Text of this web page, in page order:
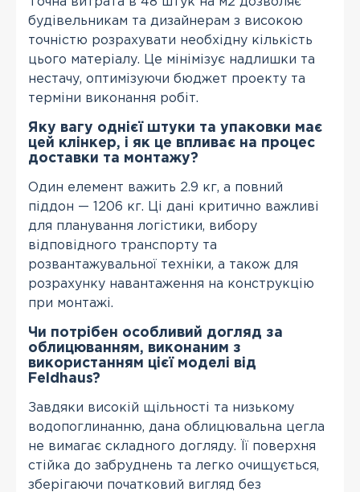
будівельникам та дизайнерам з високою
точністю розрахувати необхідну кількість
цього матеріалу. Це мінімізує надлишки та
нестачу, оптимізуючи бюджет проекту та
терміни виконання робіт.
Яку вагу однієї штуки та упаковки має
цей клінкер, і як це впливає на процес
доставки та монтажу?
Один елемент важить 2.9 кг, а повний
піддон — 1206 кг. Ці дані критично важливі
для планування логістики, вибору
відповідного транспорту та
розвантажувальної техніки, а також для
розрахунку навантаження на конструкцію
при монтажі.
Чи потрібен особливий догляд за
облицюванням, виконаним з
використанням цієї моделі від
Feldhaus?
Завдяки високій щільності та низькому
водопоглинанню, дана облицювальна цегла
не вимагає складного догляду. Її поверхня
стійка до забруднень та легко очищується,
зберігаючи початковий вигляд без